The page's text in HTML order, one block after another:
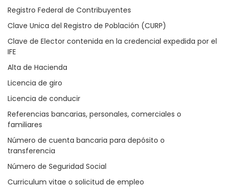
Registro Federal de Contribuyentes
Clave Unica del Registro de Población (CURP)
Clave de Elector contenida en la credencial expedida por el
IFE
Alta de Hacienda
Licencia de giro
Licencia de conducir
Referencias bancarias, personales, comerciales o
familiares
Número de cuenta bancaria para depósito o
transferencia
Número de Seguridad Social
Curriculum vitae o solicitud de empleo